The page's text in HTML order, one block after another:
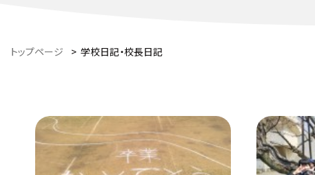
トップページ > 学校日記・校長日記